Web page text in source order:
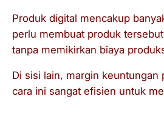
Produk digital mencakup
perlu membuat produk
tanpa memikirkan biaya
Di sisi lain, margin
cara ini sangat efisien untuk